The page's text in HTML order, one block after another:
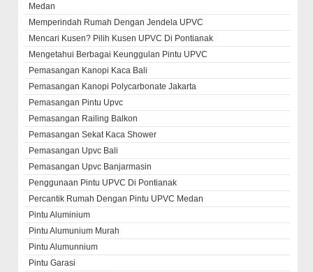
Medan
Memperindah Rumah Dengan Jendela UPVC
Mencari Kusen? Pilih Kusen UPVC Di Pontianak
Mengetahui Berbagai Keunggulan Pintu UPVC
Pemasangan Kanopi Kaca Bali
Pemasangan Kanopi Polycarbonate Jakarta
Pemasangan Pintu Upvc
Pemasangan Railing Balkon
Pemasangan Sekat Kaca Shower
Pemasangan Upvc Bali
Pemasangan Upvc Banjarmasin
Penggunaan Pintu UPVC Di Pontianak
Percantik Rumah Dengan Pintu UPVC Medan
Pintu Aluminium
Pintu Alumunium Murah
Pintu Alumunnium
Pintu Garasi